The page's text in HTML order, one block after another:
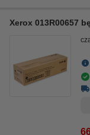
Xerox 013R00657